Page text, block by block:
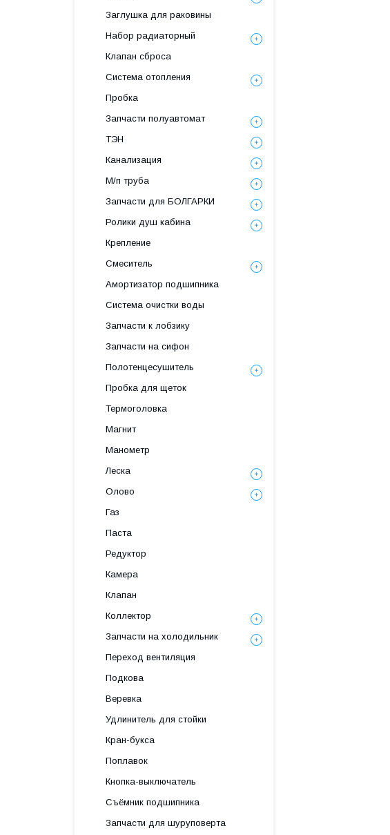
Заглушка для раковины
Набор радиаторный
Клапан сброса
Система отопления
Пробка
Запчасти полуавтомат
ТЭН
Канализация
М/п труба
Запчасти для БОЛГАРКИ
Ролики душ кабина
Крепление
Смеситель
Амортизатор подшипника
Система очистки воды
Запчасти к лобзику
Запчасти на сифон
Полотенцесушитель
Пробка для щеток
Термоголовка
Магнит
Манометр
Леска
Олово
Газ
Паста
Редуктор
Камера
Клапан
Коллектор
Запчасти на холодильник
Переход вентиляция
Подкова
Веревка
Удлинитель для стойки
Кран-букса
Поплавок
Кнопка-выключатель
Съёмник подшипника
Запчасти для шуруповерта